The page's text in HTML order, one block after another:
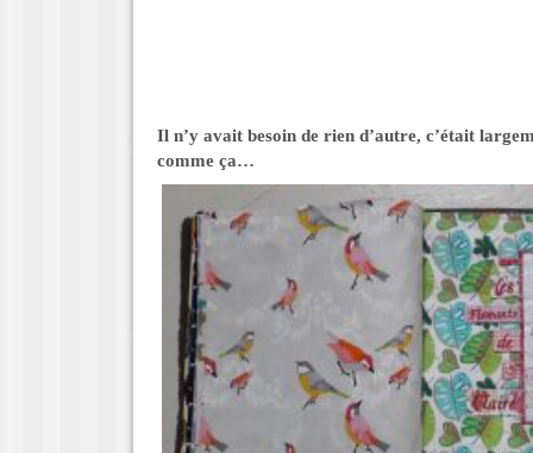
Il n’y avait besoin de rien d’autre, c’était
comme ça…